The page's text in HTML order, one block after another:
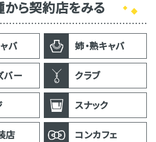
から契約店をみる
バ 姉・熟キャバ
バー クラブ
スナック
店 コンカフェ